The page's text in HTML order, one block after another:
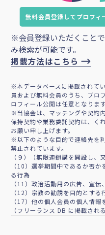
無料会員登録してプロフィ
※会員登録いただくこと
み検索が可能です。
掲載方法はこちら
※本データベースに掲載されて
員および無料会員のうち、プロ
ロフィール公開は任意となります
※当協会は、マッチングや契約
保持契約や業務委託契約は、く
お願い申し上げます。
※以下のような目的で連絡先を
禁止されています。
（９）（無限連鎖講を開設し、
（10）選挙期間中であるか否
る行為
（11）政治活動用の広告、宣
（12）宗教の勧誘を目的とする
（17）他の個人会員の個人情
（フリーランス DB に掲載され